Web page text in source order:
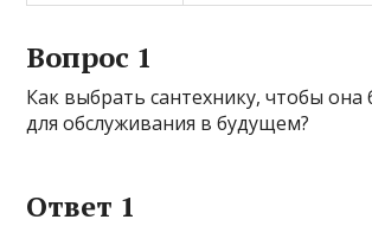
Вопрос 1
Как выбрать сантехнику, чтобы она
для обслуживания в будущем?
Ответ 1